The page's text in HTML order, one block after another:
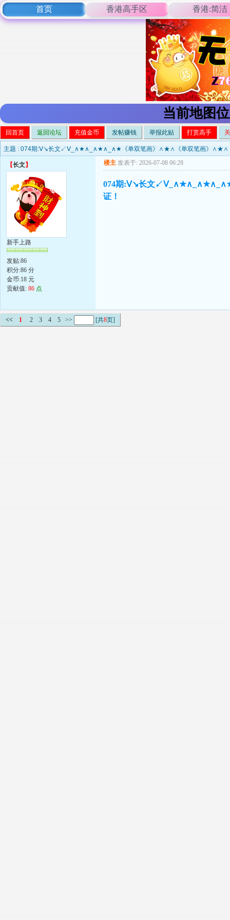
首页 香港高手区 香港:简洁
当前地图
回首页 返回论坛 充值金币 发帖赚钱 举报此贴 打赏高手
主题 : 074期:Ⅴ↘长文↙Ⅴ_∧★∧_∧★∧_∧★《单双笔画》∧★∧《单双笔画》∧★∧
【长文】
新手上路
发贴:86
积分:86 分
金币:18 元
贡献值: 86 点
楼主 发表于: 2026-07-08 06:28
074期:Ⅴ↘长文
证！
<< 1 2 3 4 5 >> [共8页]